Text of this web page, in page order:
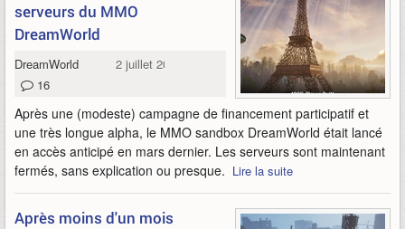
serveurs du MMO
DreamWorld
DreamWorld
2 juillet 2026
16
Après une (modeste) campagne de financement participatif et
une très longue alpha, le MMO sandbox DreamWorld était lancé
en accès anticipé en mars dernier. Les serveurs sont maintenant
fermés, sans explication ou presque. Lire la suite
Après moins d'un mois